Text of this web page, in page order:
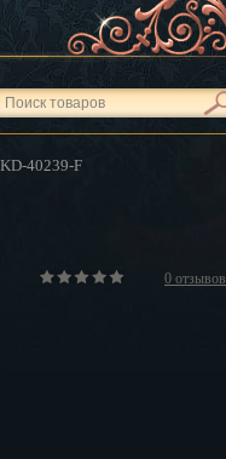
40239-F
0 отзывов